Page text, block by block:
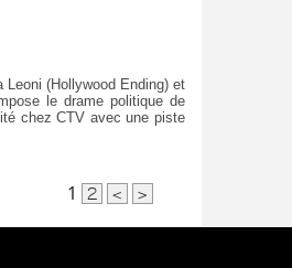
(Hollywood Ending) et
le drame politique de
chez CTV avec une piste
1 2 < >